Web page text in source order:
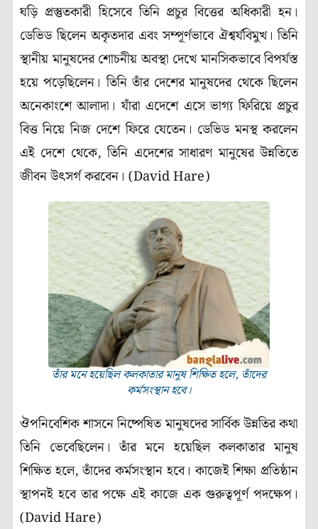
ঘড়ি প্রস্তুতকারী হিসেবে তিনি প্রচুর বিত্তের অধিকারী হন।
ডেভিড ছিলেন অকৃতদার এবং সম্পূর্ণভাবে ঐশ্বর্যবিমুখ। তিনি
স্থানীয় মানুষদের শোচনীয় অবস্থা দেখে মানসিকভাবে বিপর্যস্ত
হয়ে পড়েছিলেন। তিনি তাঁর দেশের মানুষদের থেকে ছিলেন
অনেকাংশে আলাদা। যাঁরা এদেশে এসে ভাগ্য ফিরিয়ে প্রচুর
বিত্ত নিয়ে নিজ দেশে ফিরে যেতেন। ডেভিড মনস্থ করলেন
এই দেশে থেকে, তিনি এদেশের সাধারণ মানুষের উন্নতিতে
জীবন উৎসর্গ করবেন। (David Hare)
তাঁর মনে হয়েছিল কলকাতার মানুষ শিক্ষিত হলে, তাঁদের
কর্মসংস্থান হবে।
ঔপনিবেশিক শাসনে নিষ্পেষিত মানুষদের সার্বিক উন্নতির কথা
তিনি ভেবেছিলেন। তাঁর মনে হয়েছিল কলকাতার মানুষ
শিক্ষিত হলে, তাঁদের কর্মসংস্থান হবে। কাজেই শিক্ষা প্রতিষ্ঠান
স্থাপনই হবে তার পক্ষে এই কাজে এক গুরুত্বপূর্ণ পদক্ষেপ।
(David Hare)